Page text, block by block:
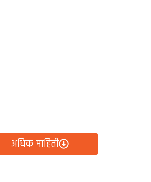
अधिक माहिती